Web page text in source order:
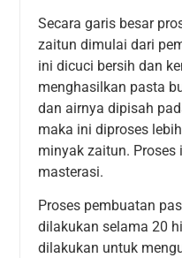
Secara garis besar
zaitun dimulai dari
ini dicuci bersih dan
menghasilkan pasta
dan airnya dipisah
maka ini diproses
minyak zaitun.
masterasi.
Proses pembuatan
dilakukan selama 20
dilakukan untuk